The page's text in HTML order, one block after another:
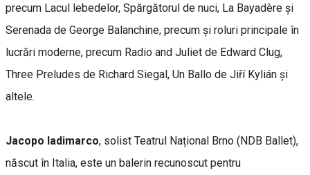
precum Lacul lebedelor, Spărgătorul de nuci, La Bayadère și
Serenada de George Balanchine, precum și roluri principale în
lucrări moderne, precum Radio and Juliet de Edward Clug,
Three Preludes de Richard Siegal, Un Ballo de Jiří Kylián și
altele.
Jacopo Iadimarco, solist Teatrul Național Brno (NDB Ballet),
născut în Italia, este un balerin recunoscut pentru